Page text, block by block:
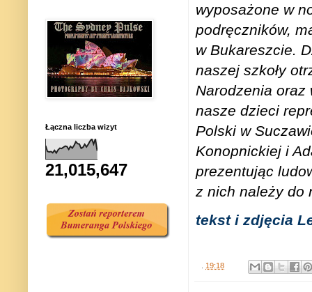
wyposażone w
podręczników,
w Bukareszcie.
naszej szkoły
Narodzenia
nasze dzieci
Polski w
Konopnickiej i
prezentując
z nich należy do
tekst i zdjęcia
19:18
Łączna liczba wizyt
21,015,647